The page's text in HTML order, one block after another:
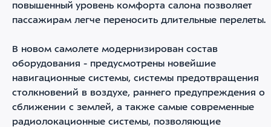
повышенный уровень комфорта салона позволяет
пассажирам легче переносить длительные перелеты.
В новом самолете модернизирован состав
оборудования - предусмотрены новейшие
навигационные системы, системы предотвращения
столкновений в воздухе, раннего предупреждения о
сближении с землей, а также самые современные
радиолокационные системы, позволяющие